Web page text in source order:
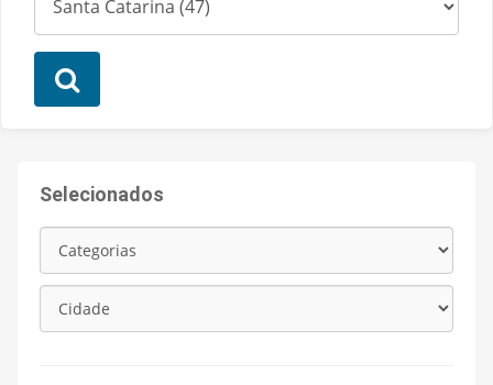
Selecionados